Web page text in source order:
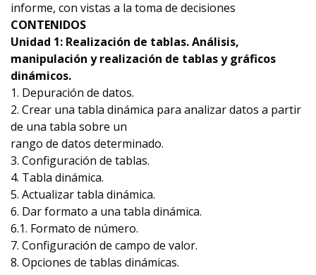
informe, con vistas a la toma de decisiones
CONTENIDOS
Unidad 1: Realización de tablas. Análisis,
manipulación y realización de tablas y gráficos
dinámicos.
1. Depuración de datos.
2. Crear una tabla dinámica para analizar datos a partir
de una tabla sobre un
rango de datos determinado.
3. Configuración de tablas.
4. Tabla dinámica.
5. Actualizar tabla dinámica.
6. Dar formato a una tabla dinámica.
6.1. Formato de número.
7. Configuración de campo de valor.
8. Opciones de tablas dinámicas.